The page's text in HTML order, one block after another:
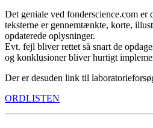
Det geniale ved fonderscience.com er
teksterne er gennemtænkte, korte,
opdaterede oplysninger.
Evt. fejl bliver rettet så snart de
og konklusioner bliver hurtigt
Der er desuden link til
ORDLISTEN